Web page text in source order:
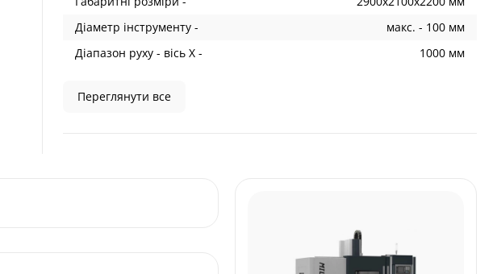
Діаметр інструменту -
макс. - 100 мм
Діапазон руху - вісь X -
1000 мм
Переглянути все